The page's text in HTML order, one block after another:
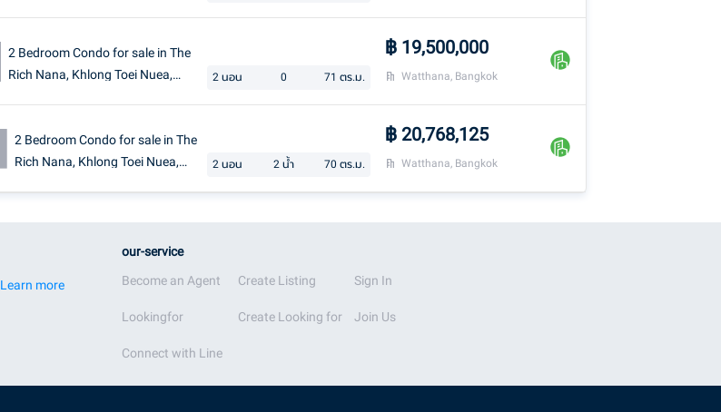
2 Bedroom Condo for sale in The
Rich Nana, Khlong Toei Nuea,
฿ 19,500,000
2 นอน 0 71 ตร.ม. Watthana, Bangkok
2 Bedroom Condo for sale in The
Rich Nana, Khlong Toei Nuea,
฿ 20,768,125
2 นอน 2 น้ำ 70 ตร.ม. Watthana, Bangkok
Learn more
our-service
Become an Agent
Lookingfor
Connect with Line
Create Listing
Create Looking for
Sign In
Join Us